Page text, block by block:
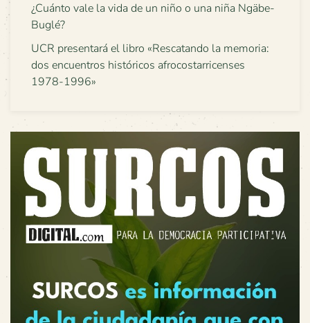
¿Cuánto vale la vida de un niño o una niña Ngäbe-
Buglé?
UCR presentará el libro «Rescatando la memoria:
dos encuentros históricos afrocostarricenses
1978-1996»